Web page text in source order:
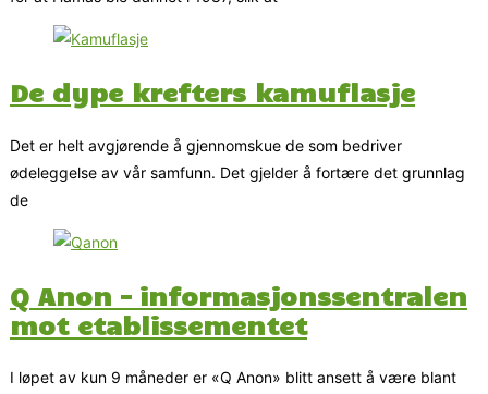
De dype krefters kamuflasje
Det er helt avgjørende å gjennomskue de som bedriver
ødeleggelse av vår samfunn. Det gjelder å fortære det grunnlag
de
Q Anon – informasjonssentralen
mot etablissementet
I løpet av kun 9 måneder er «Q Anon» blitt ansett å være blant